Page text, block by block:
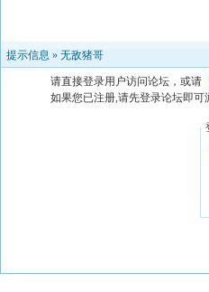
提示信息 » 无敌猪哥
请直接登录用户访问论坛，或请
如果您已注册,请先登录论坛即可